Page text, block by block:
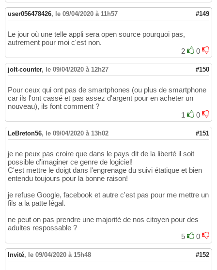
user056478426, le 09/04/2020 à 11h57 #149
Le jour où une telle appli sera open source pourquoi pas,
autrement pour moi c'est non.
2
0
jolt-counter, le 09/04/2020 à 12h27 #150
Pour ceux qui ont pas de smartphones (ou plus de smartphone
car ils l'ont cassé et pas assez d'argent pour en acheter un
nouveau), ils font comment ?
1
0
LeBreton56, le 09/04/2020 à 13h02 #151
je ne peux pas croire que dans le pays dit de la liberté il soit
possible d'imaginer ce genre de logiciel!
C'est mettre le doigt dans l'engrenage du suivi étatique et bien
entendu toujours pour la bonne raison!
je refuse Google, facebook et autre c'est pas pour me mettre un
fils a la patte légal.
ne peut on pas prendre une majorité de nos citoyen pour des
adultes respossable ?
5
0
Invité, le 09/04/2020 à 15h48 #152